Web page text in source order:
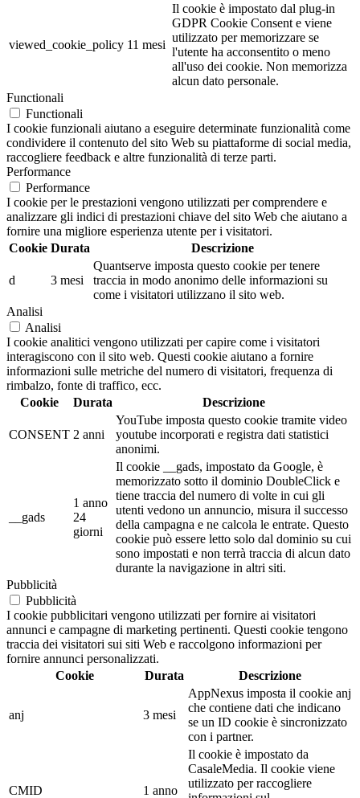
viewed_cookie_policy 11 mesi
Il cookie è impostato dal plug-in
GDPR Cookie Consent e viene
utilizzato per memorizzare se
l'utente ha acconsentito o meno
all'uso dei cookie. Non memorizza
alcun dato personale.
Functionali
Functionali
I cookie funzionali aiutano a eseguire determinate funzionalità come
condividere il contenuto del sito Web su piattaforme di social media,
raccogliere feedback e altre funzionalità di terze parti.
Performance
Performance
I cookie per le prestazioni vengono utilizzati per comprendere e
analizzare gli indici di prestazioni chiave del sito Web che aiutano a
fornire una migliore esperienza utente per i visitatori.
Cookie Durata Descrizione
d 3 mesi
Quantserve imposta questo cookie per tenere
traccia in modo anonimo delle informazioni su
come i visitatori utilizzano il sito web.
Analisi
Analisi
I cookie analitici vengono utilizzati per capire come i visitatori
interagiscono con il sito web. Questi cookie aiutano a fornire
informazioni sulle metriche del numero di visitatori, frequenza di
rimbalzo, fonte di traffico, ecc.
Cookie
Durata Descrizione
CONSENT 2 anni
YouTube imposta questo cookie tramite video
youtube incorporati e registra dati statistici
anonimi.
__gads
1 anno
24
giorni
Il cookie __gads, impostato da Google, è
memorizzato sotto il dominio DoubleClick e
tiene traccia del numero di volte in cui gli
utenti vedono un annuncio, misura il successo
della campagna e ne calcola le entrate. Questo
cookie può essere letto solo dal dominio su cui
sono impostati e non terrà traccia di alcun dato
durante la navigazione in altri siti.
Pubblicità
Pubblicità
I cookie pubblicitari vengono utilizzati per fornire ai visitatori
annunci e campagne di marketing pertinenti. Questi cookie tengono
traccia dei visitatori sui siti Web e raccolgono informazioni per
fornire annunci personalizzati.
Cookie
Durata Descrizione
anj 3 mesi
AppNexus imposta il cookie anj
che contiene dati che indicano
se un ID cookie è sincronizzato
con i partner.
CMID 1 anno
Il cookie è impostato da
CasaleMedia. Il cookie viene
utilizzato per raccogliere